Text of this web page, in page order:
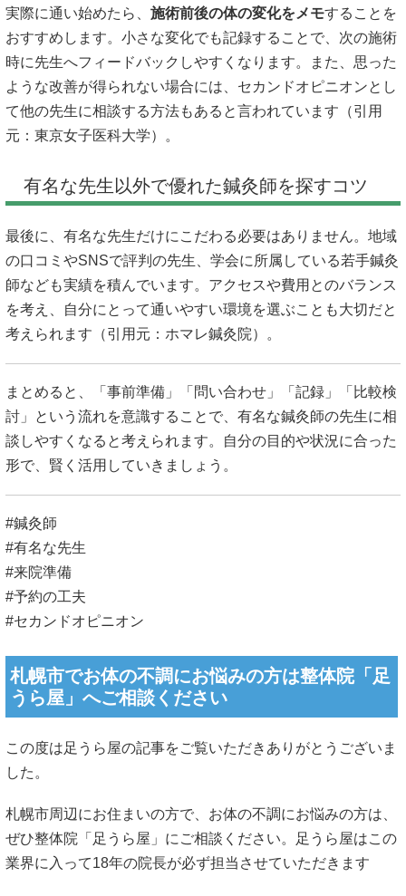
実際に通い始めたら、 施術前後の体の変化をメモすることを
おすすめします。小さな変化でも記録することで、次の施術
時に先生へフィードバックしやすくなります。また、思った
ような改善が得られない場合には、セカンドオピニオンとし
て他の先生に相談する方法もあると言われています（引用
元： 東京女子医科大学）。
有名な先生以外で優れた鍼灸師を探すコツ
最後に、有名な先生だけにこだわる必要はありません。地域
の口コミやSNSで評判の先生、学会に所属している若手鍼灸
師なども実績を積んでいます。アクセスや費用とのバランス
を考え、自分にとって通いやすい環境を選ぶことも大切だと
考えられます（引用元： ホマレ鍼灸院）。
まとめると、「事前準備」「問い合わせ」「記録」「比較検
討」という流れを意識することで、有名な鍼灸師の先生に相
談しやすくなると考えられます。自分の目的や状況に合った
形で、賢く活用していきましょう。
#鍼灸師
#有名な先生
#来院準備
#予約の工夫
#セカンドオピニオン
札幌市でお体の不調にお悩みの方は整体院「足
うら屋」へご相談ください
この度は足うら屋の記事をご覧いただきありがとうございま
した。
札幌市周辺にお住まいの方で、お体の不調にお悩みの方は、
ぜひ整体院「足うら屋」にご相談ください。足うら屋はこの
業界に入って18年の院長が必ず担当させていただきます